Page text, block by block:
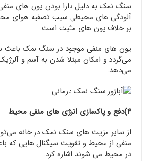
سنگ نمک به دلیل دارا بودن یون های
آلودگی های محیطی سبب تصفیه هوای
بر خلاف یون های مثبت است.
یون های منفی موجود در سنگ نمک
می‌گردد و امکان مبتلا شدن به آسم و
می‌دهد.
۴)دفع و پاکسازی انرژی های منفی محیط
از سایر مزیت های سنگ نمک در خانه
منفی از محیط و تقویت سیگنال هایی که
در محیط می شوند اشاره کرد.